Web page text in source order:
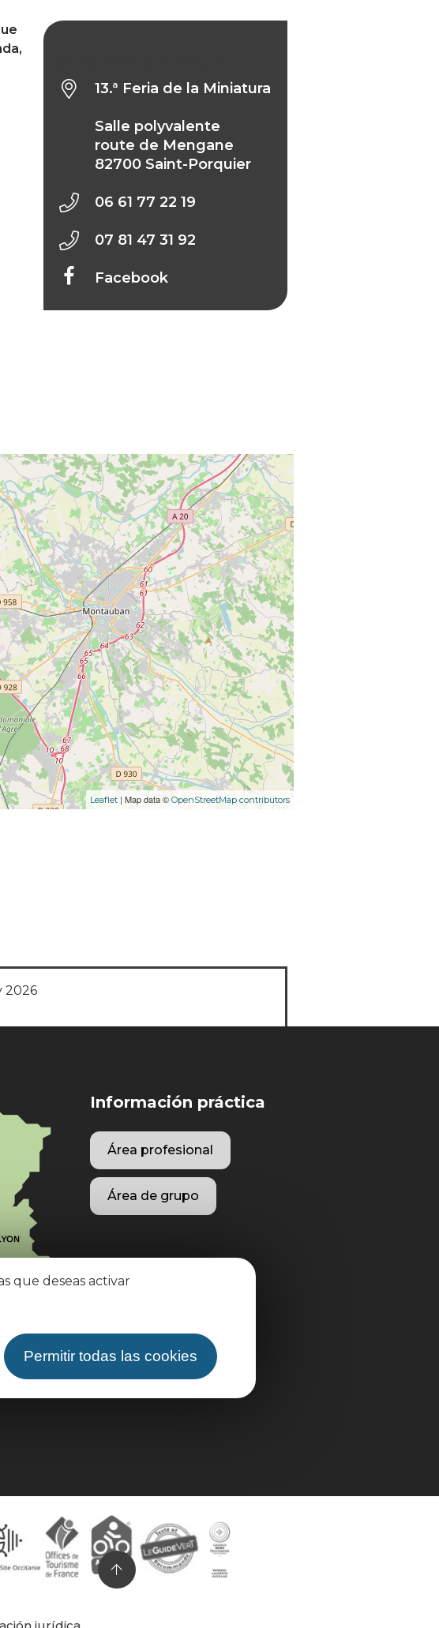
que deseas activar
Permitir todas las cookies
13.ª Feria de la Miniatura
Salle polyvalente
route de Mengane
82700 Saint-Porquier
06 61 77 22 19
07 81 47 31 92
Facebook
Leaflet | Map data © OpenStreetMap contributors
2026
Información práctica
Área profesional
Área de grupo